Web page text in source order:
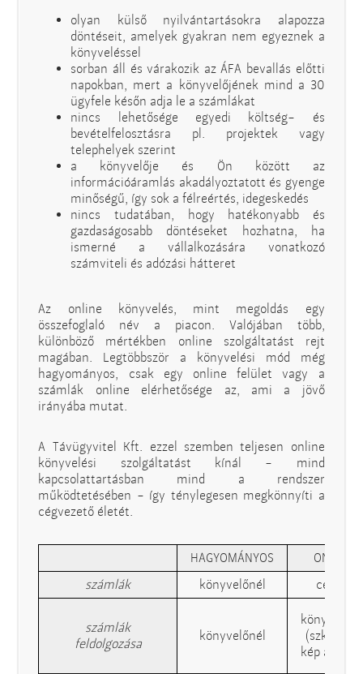
olyan külső nyilvántartásokra alapozza
döntéseit, amelyek gyakran nem egyeznek a
könyveléssel
sorban áll és várakozik az ÁFA bevallás előtti
napokban, mert a könyvelőjének mind a 30
ügyfele későn adja le a számlákat
nincs lehetősége egyedi költség- és
bevételfelosztásra pl. projektek vagy
telephelyek szerint
a könyvelője és Ön között az
információáramlás akadályoztatott és gyenge
minőségű, így sok a félreértés, idegeskedés
nincs tudatában, hogy hatékonyabb és
gazdaságosabb döntéseket hozhatna, ha
ismerné a vállalkozására vonatkozó
számviteli és adózási hátteret
Az online könyvelés, mint megoldás egy
összefoglaló név a piacon. Valójában több,
különböző mértékben online szolgáltatást rejt
magában. Legtöbbször a könyvelési mód még
hagyományos, csak egy online felület vagy a
számlák online elérhetősége az, ami a jövő
irányába mutat.
A Távügyvitel Kft. ezzel szemben teljesen online
könyvelési szolgáltatást kínál - mind
kapcsolattartásban mind a rendszer
működtetésében - így ténylegesen megkönnyíti a
cégvezető életét.
HAGYOMÁNYOS
ONLINE
számlák
könyvelőnél cégnél
számlák
feldolgozása
könyvelőnél
(szkennelt
kép